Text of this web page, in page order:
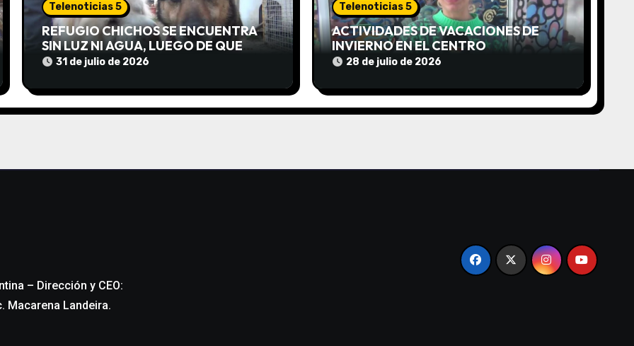
Telenoticias 5
REFUGIO CHICHOS SE ENCUENTRA
SIN LUZ NI AGUA, LUEGO DE QUE
EDEA CORTARA EL SUMINISTRO SIN
31 de julio de 2026
Telenoticias 5
ACTIVIDADES DE VACACIONES DE
INVIERNO EN EL CENTRO
COMUNITARIO EL TALA
28 de julio de 2026
– Dirección y CEO:
Macarena Landeira.